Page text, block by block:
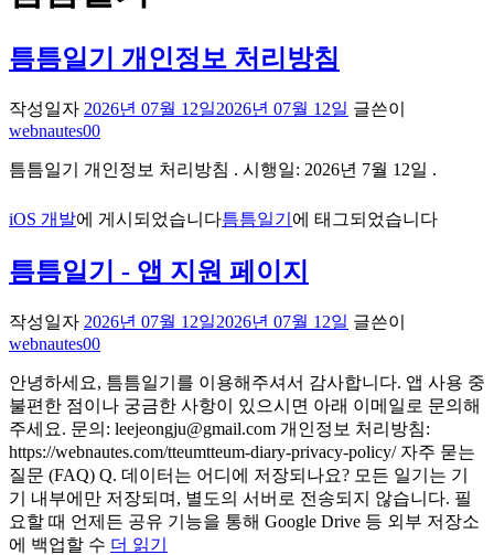
틈틈일기 개인정보 처리방침
작성일자 2026년 07월 12일2026년 07월 12일 글쓴이
webnautes00
틈틈일기 개인정보 처리방침 . 시행일: 2026년 7월 12일 .
iOS 개발에 게시되었습니다틈틈일기 에 태그되었습니다
틈틈일기 - 앱 지원 페이지
작성일자 2026년 07월 12일2026년 07월 12일 글쓴이
webnautes00
안녕하세요, 틈틈일기를 이용해주셔서 감사합니다. 앱 사용 중
불편한 점이나 궁금한 사항이 있으시면 아래 이메일로 문의해
주세요. 문의: leejeongju@gmail.com 개인정보 처리방침:
https://webnautes.com/tteumtteum-diary-privacy-policy/ 자주 묻는
질문 (FAQ) Q. 데이터는 어디에 저장되나요? 모든 일기는 기
기 내부에만 저장되며, 별도의 서버로 전송되지 않습니다. 필
요할 때 언제든 공유 기능을 통해 Google Drive 등 외부 저장소
에 백업할 수 더 읽기